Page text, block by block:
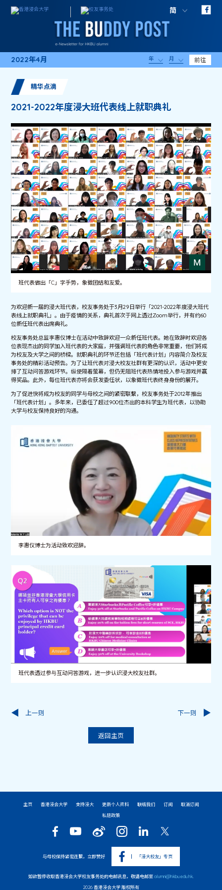
简
2022年4月 年 月 前往
精华点滴
2021-2022年度浸大班代表线上就职典礼
班代表做出「C」字手势，象徵团结和友爱。
为欢迎新一届的浸大班代表，校友事务处于3月29日举行「2021-2022年度浸大班代
表线上就职典礼」。由于疫情的关系，典礼首次于网上透过Zoom举行，并有约60
位新任班代表出席典礼。
校友事务处总监李惠仪博士在活动中致辞欢迎一众新任班代表。她在致辞时欢迎各
位表现杰出的同学加入班代表的大家庭，并强调班代表的角色非常重要，他们将成
为校友及大学之间的桥樑。就职典礼的环节还包括「班代表计划」内容简介及校友
事务处的精彩活动预告。为了让班代表对浸大校友社群有更深的认识，活动中更安
排了互动问答游戏环节。纵使隔着萤幕，但仍无阻班代表热情地投入参与游戏并赢
得奖品。此外，每位班代表亦将会获发委任状，以象徵班代表终身身份的展开。
为了促进快将成为校友的同学与母校之间的紧密联繫，校友事务处于2012年推出
「班代表计划」。多年来，已委任了超过900位杰出的本科学生为班代表，以协助
大学与校友保持良好的沟通。
李惠仪博士为活动致欢迎辞。
班代表透过参与互动问答游戏，进一步认识浸大校友社群。
上一则
返回主页
下一则
主页 香港浸会大学 支持浸大 更新个人资料 联络我们 订阅
取消订阅
私隐政策
与母校保持紧密连繫，立即赞好 「浸大校友」专页
如欲暂停收取香港浸会大学校友事务处的电邮讯息，敬请电邮至alumni@hkbu.edu.hk
2026 香港浸会大学 版权所有